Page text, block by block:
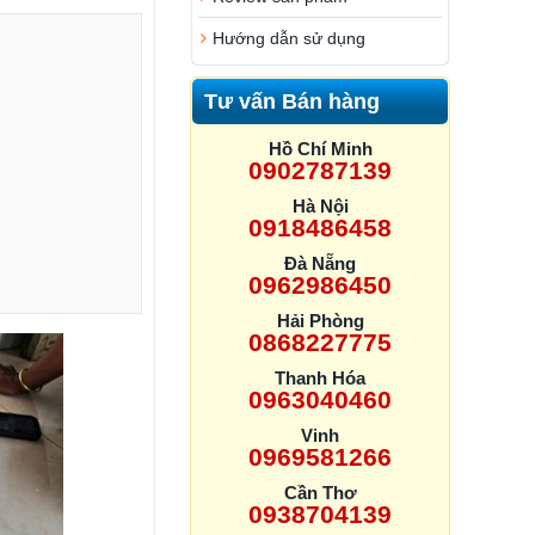
Hướng dẫn sử dụng
Tư vấn Bán hàng
Hồ Chí Minh
0902787139
Hà Nội
0918486458
Đà Nẵng
0962986450
Hải Phòng
0868227775
Thanh Hóa
0963040460
Vinh
0969581266
Cần Thơ
0938704139